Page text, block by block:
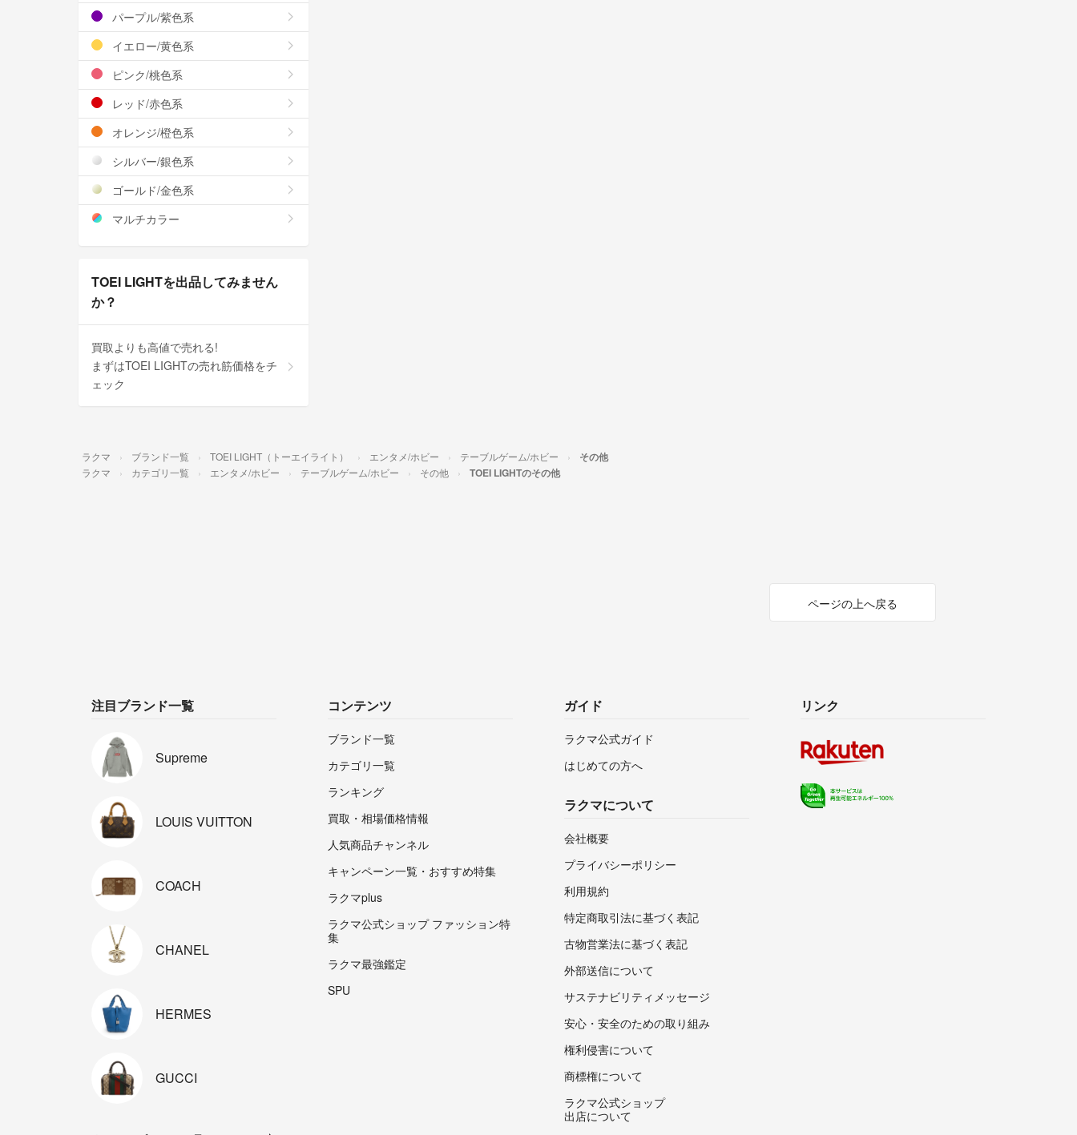
パープル/紫色系
イエロー/黄色系
ピンク/桃色系
レッド/赤色系
オレンジ/橙色系
シルバー/銀色系
ゴールド/金色系
マルチカラー
TOEI LIGHTを出品してみません
か？
買取よりも高値で売れる!
まずはTOEI LIGHTの売れ筋価格をチ
ェック
ラクマ ブランド一覧 TOEI LIGHT（トーエイライト） エンタメ/ホビー テーブルゲーム/ホビー その他
ラクマ カテゴリ一覧 エンタメ/ホビー テーブルゲーム/ホビー その他 TOEI LIGHTのその他
ページの上へ戻る
注目ブランド一覧
Supreme
LOUIS VUITTON
COACH
CHANEL
HERMES
GUCCI
コンテンツ
ブランド一覧
カテゴリ一覧
ランキング
買取・相場価格情報
人気商品チャンネル
キャンペーン一覧・おすすめ特集
ラクマplus
ラクマ公式ショップ ファッション特
集
ラクマ最強鑑定
SPU
ガイド
ラクマ公式ガイド
はじめての方へ
ラクマについて
会社概要
プライバシーポリシー
利用規約
特定商取引法に基づく表記
古物営業法に基づく表記
外部送信について
サステナビリティメッセージ
安心・安全のための取り組み
権利侵害について
商標権について
ラクマ公式ショップ
出店について
リンク